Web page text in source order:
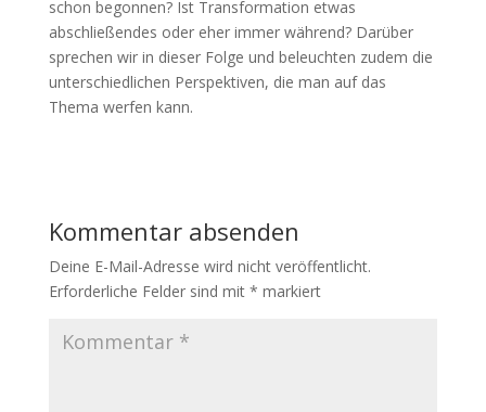
schon begonnen? Ist Transformation etwas
abschließendes oder eher immer während? Darüber
sprechen wir in dieser Folge und beleuchten zudem die
unterschiedlichen Perspektiven, die man auf das
Thema werfen kann.
Kommentar absenden
Deine E-Mail-Adresse wird nicht veröffentlicht.
Erforderliche Felder sind mit * markiert